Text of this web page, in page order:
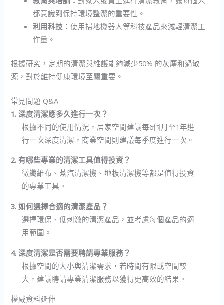
都意識到保持環境整潔的重要性。
利用科技：使用掃地機器人等科技產品來減輕清潔工
作量。
根據研究，定期的清潔與維護能夠減少50% 的灰塵和過敏
源，對於維持健康環境至關重要。
常見問題 Q&A
1. 深度清潔應多久進行一次？
根據不同的使用情況，居家空間建議每6個月至1年進
行一次深度清潔，商業空間則建議每季度進行一次。
2. 有哪些專業的清潔工具值得投資？
微纖維布、蒸汽清潔機、地板清潔機等都是值得投資
的專業工具。
3. 如何選擇合適的清潔產品？
選擇環保、低刺激的清潔產品，並考慮每個產品的適
用範圍。
4. 深度清潔是否需要聘請專業服務？
根據空間的大小與清潔需求，若時間有限或空間較
大，建議聘請專業清潔服務以獲得更高效的結果。
權威資料延伸